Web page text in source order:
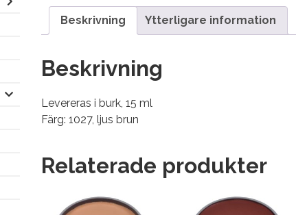
Beskrivning Ytterligare information
Beskrivning
Levereras i burk, 15 ml
Färg: 1027, ljus brun
Relaterade produkter